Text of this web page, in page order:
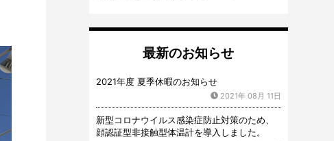
最新のお知らせ
2021年度 夏季休暇のお知らせ
2021年 08月 11日
新型コロナウイルス感染症防止対策のため、
顔認証型非接触型体温計を導入しました。